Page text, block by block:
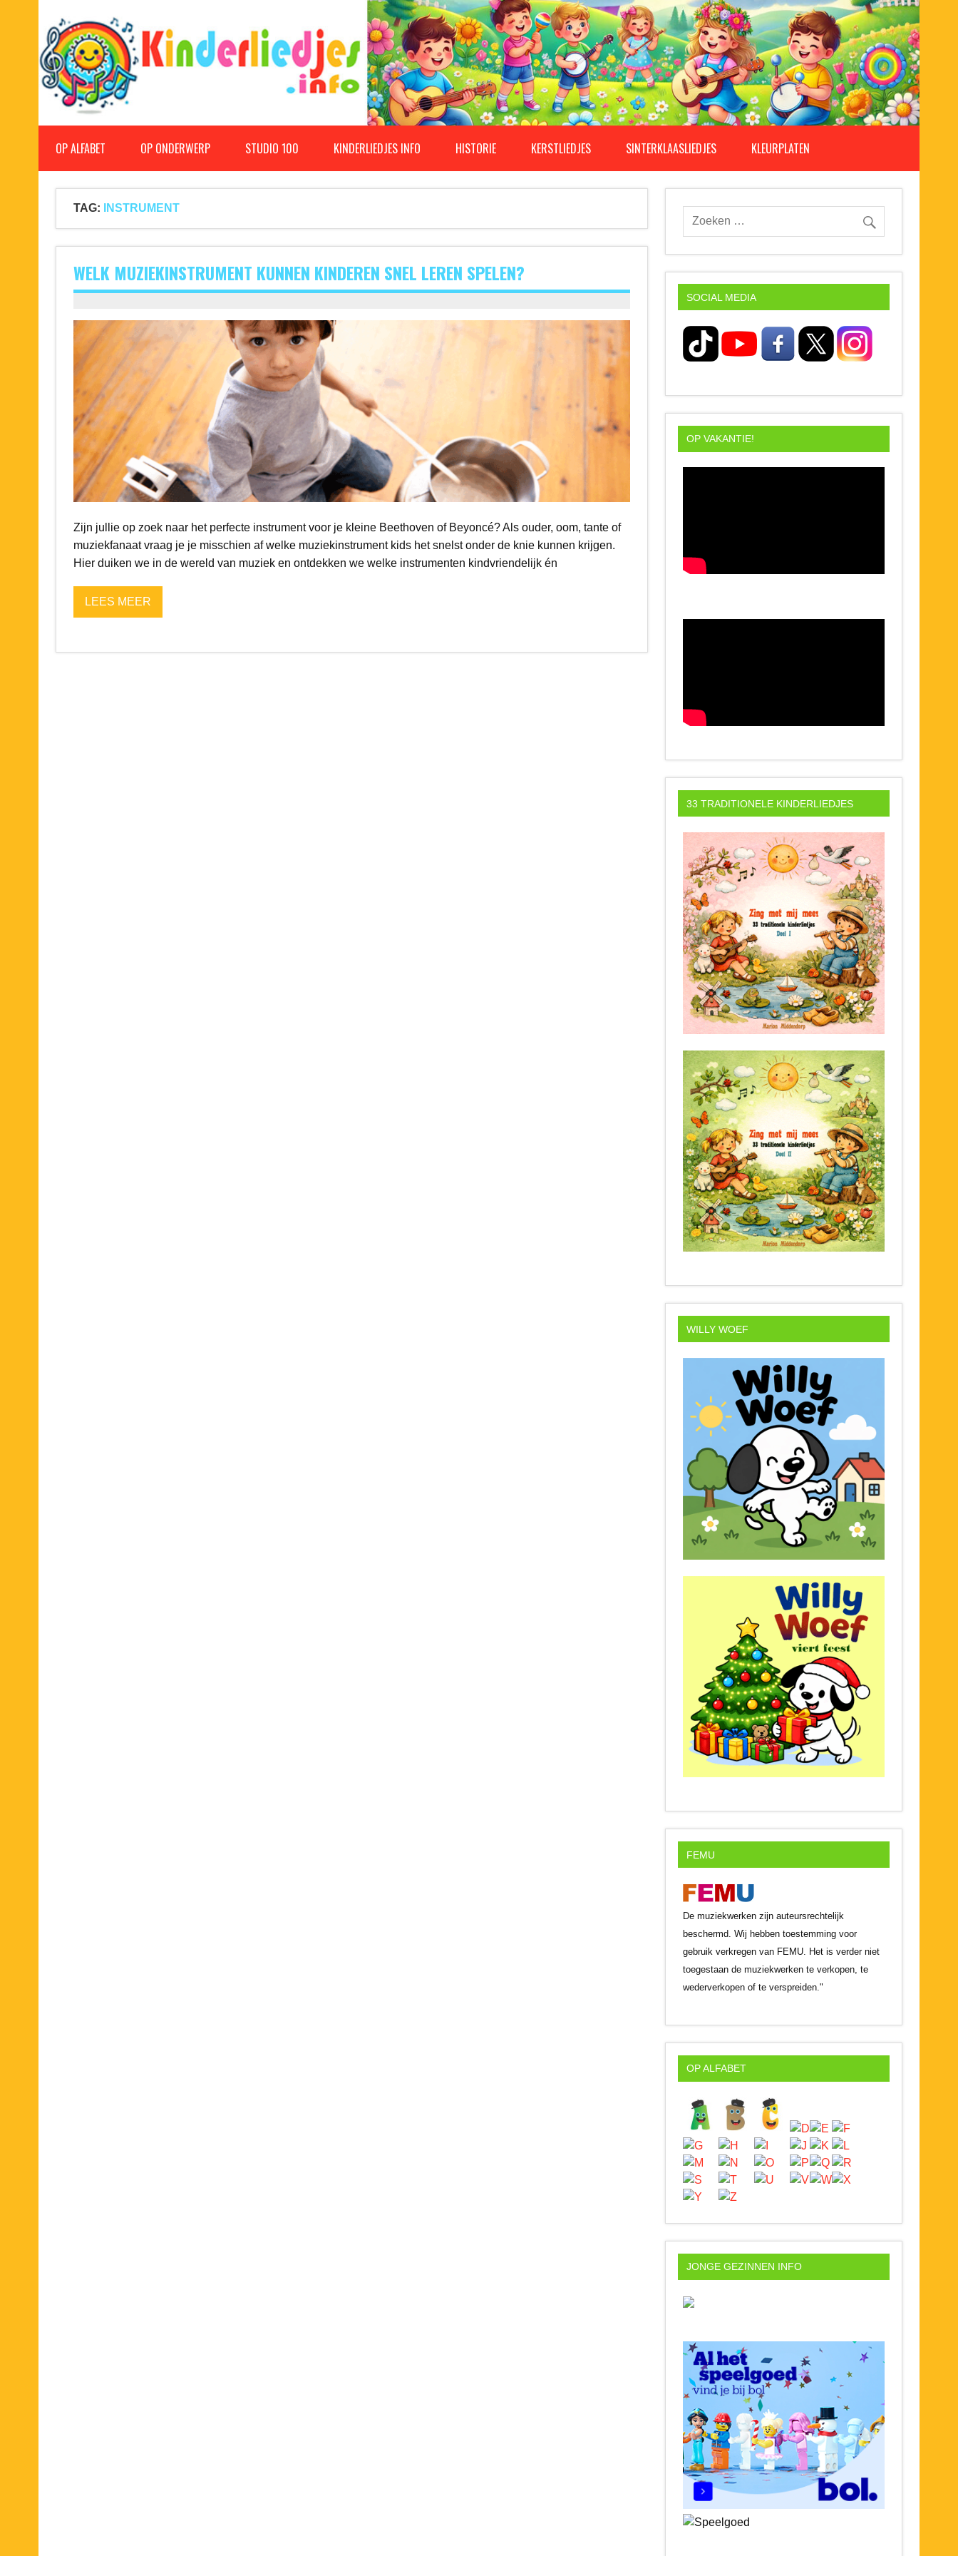
Kinderliedjes
OP ALFABET OP ONDERWERP STUDIO 100 KINDERLIEDJES INFO HISTORIE KERSTLIEDJES SINTERKLAASLIEDJES KLEURPLATEN
TAG: INSTRUMENT
WELK MUZIEKINSTRUMENT KUNNEN KINDEREN SNEL LEREN SPELEN?
Zijn jullie op zoek naar het perfecte instrument voor je kleine Beethoven of Beyoncé? Als ouder, oom, tante of
muziekfanaat vraag je je misschien af welke muziekinstrument kids het snelst onder de knie kunnen krijgen.
Hier duiken we in de wereld van muziek en ontdekken we welke instrumenten kindvriendelijk én
LEES MEER
SOCIAL MEDIA
OP VAKANTIE!
33 TRADITIONELE KINDERLIEDJES
WILLY WOEF
FEMU
De muziekwerken zijn auteursrechtelijk
beschermd. Wij hebben toestemming voor
gebruik verkregen van FEMU. Het is verder niet
toegestaan de muziekwerken te verkopen, te
wederverkopen of te verspreiden."
OP ALFABET
JONGE GEZINNEN INFO